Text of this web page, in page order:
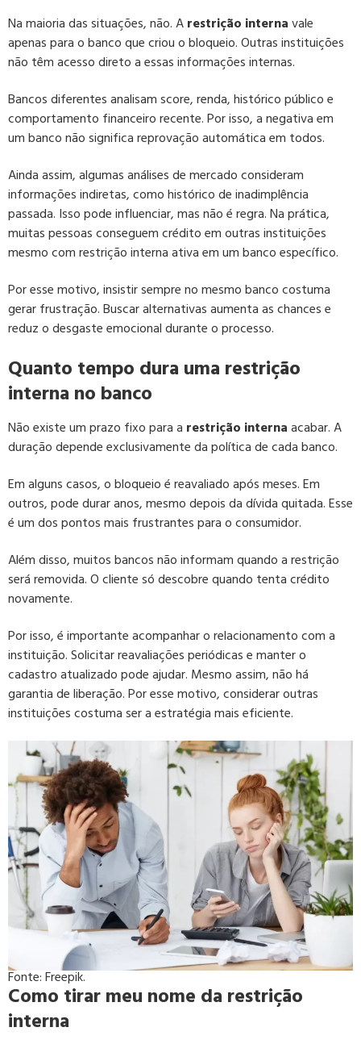
Na maioria das situações, não. Arestrição internavale
apenas para o banco que criou o bloqueio. Outras instituições
não têm acesso direto a essas informações internas.
Bancos diferentes analisam score, renda, histórico público e
comportamento financeiro recente. Por isso, a negativa em
um banco não significa reprovação automática em todos.
Ainda assim, algumas análises de mercado consideram
informações indiretas, como histórico de inadimplência
passada. Isso pode influenciar, mas não é regra. Na prática,
muitas pessoas conseguem crédito em outras instituições
mesmo com restrição interna ativa em um banco específico.
Por esse motivo, insistir sempre no mesmo banco costuma
gerar frustração. Buscar alternativas aumenta as chances e
reduz o desgaste emocional durante o processo.
Quanto tempo dura uma restrição
interna no banco
Não existe um prazo fixo para a restrição internaacabar. A
duração depende exclusivamente da política de cada banco.
Em alguns casos, o bloqueio é reavaliado após meses. Em
outros, pode durar anos, mesmo depois da dívida quitada. Esse
é um dos pontos mais frustrantes para o consumidor.
Além disso, muitos bancos não informam quando a restrição
será removida. O cliente só descobre quando tenta crédito
novamente.
Por isso, é importante acompanhar o relacionamento com a
instituição. Solicitar reavaliações periódicas e manter o
cadastro atualizado pode ajudar. Mesmo assim, não há
garantia de liberação. Por esse motivo, considerar outras
instituições costuma ser a estratégia mais eficiente.
Fonte: Freepik.
Como tirar meu nome da restrição
interna